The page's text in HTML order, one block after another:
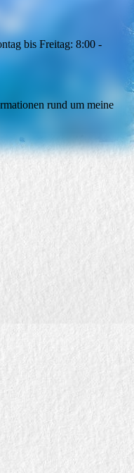
bis Freitag: 8:00 -
rund um meine